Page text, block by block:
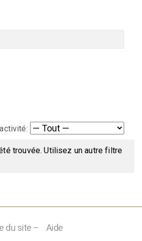
trouvée. Utilisez un autre filtre
du site – Aide